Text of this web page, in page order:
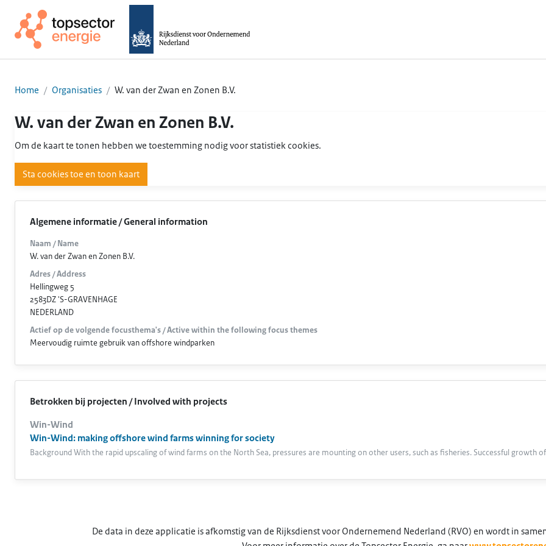
Home Organisaties W. van der Zwan en Zonen B.V.
W. van der Zwan en Zonen B.V.
Om de kaart te tonen hebben we toestemming nodig voor statistiek cookies.
Sta cookies toe en toon kaart
Algemene informatie / General information
Naam / Name
W. van der Zwan en Zonen B.V.
Adres / Address
Hellingweg 5
2583DZ 'S-GRAVENHAGE
NEDERLAND
Actief op de volgende focusthema's / Active within the following focus themes
Meervoudig ruimte gebruik van offshore windparken
Betrokken bij projecten / Involved with projects
Win-Wind
Win-Wind: making offshore wind farms winning for society
Background With the rapid upscaling of wind farms on the North Sea, pressures are mounting on other users, such as fisheries. Successful growth
De data in deze applicatie is afkomstig van de Rijksdienst voor Ondernemend Nederland (RVO) en wordt in